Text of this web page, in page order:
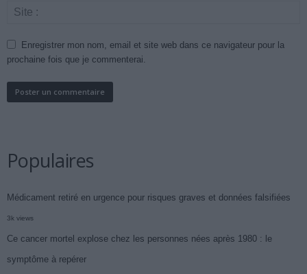
Enregistrer mon nom, email et site web dans ce navigateur pour la
prochaine fois que je commenterai.
Populaires
Médicament retiré en urgence pour risques graves et données falsifiées
3k views
Ce cancer mortel explose chez les personnes nées après 1980 : le
symptôme à repérer